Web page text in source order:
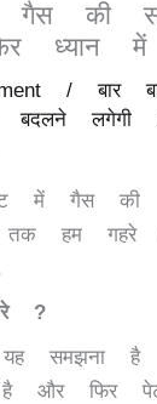
की
ध्यान
/बार
बदलने लगेगी
में गैस की
तक हम गहरे
?
समझना
है और फिर